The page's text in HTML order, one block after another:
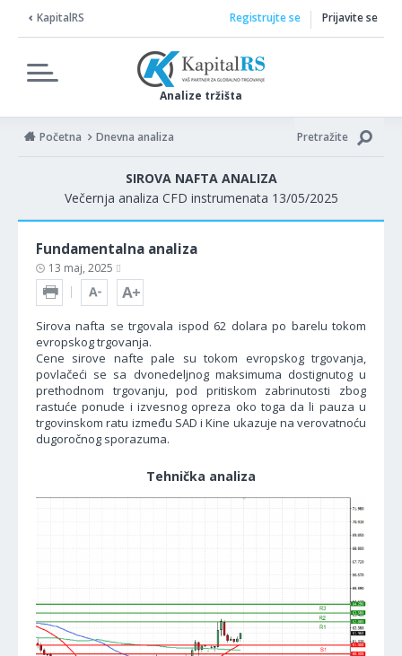
KapitalRS
Analize tržišta
Registrujte se Prijavite se
Početna Dnevna analiza Pretražite
SIROVA NAFTA ANALIZA
Večernja analiza CFD instrumenata 13/05/2025
Fundamentalna analiza
13 maj, 2025
Sirova nafta se trgovala ispod 62 dolara po barelu tokom
evropskog trgovanja.
Cene sirove nafte pale su tokom evropskog trgovanja,
povlačeći se sa dvonedeljnog maksimuma dostignutog u
prethodnom trgovanju, pod pritiskom zabrinutosti zbog
rastuće ponude i izvesnog opreza oko toga da li pauza u
trgovinskom ratu između SAD i Kine ukazuje na verovatnoću
dugoročnog sporazuma.
Tehnička analiza